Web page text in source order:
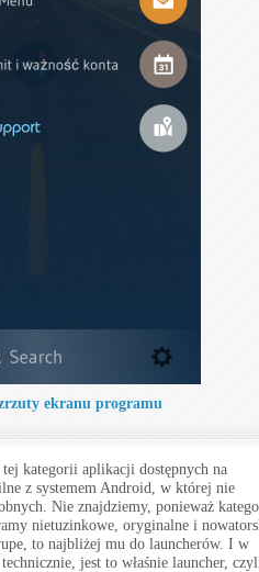
ekranu programu
kategorii aplikacji dostępnych na
z systemem Android, w której nie
Nie znajdziemy, ponieważ
nietuzinkowe, oryginalne i
to najbliżej mu do launcherów. I w
jest to właśnie launcher,